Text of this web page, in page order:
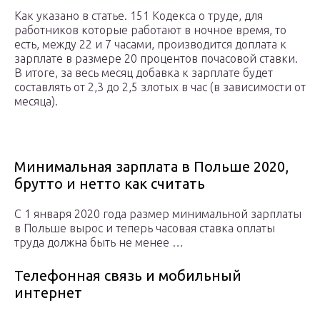
Как указано в статье. 151 Кодекса о труде, для
работников которые работают в ночное время, то
есть, между 22 и 7 часами, производится доплата к
зарплате в размере 20 процентов почасовой ставки.
В итоге, за весь месяц добавка к зарплате будет
составлять от 2,3 до 2,5 злотых в час (в зависимости от
месяца).
Минимальная зарплата в Польше 2020,
брутто и нетто как считать
С 1 января 2020 года размер минимальной зарплаты
в Польше вырос и теперь часовая ставка оплаты
труда должна быть не менее …
Телефонная связь и мобильный
интернет